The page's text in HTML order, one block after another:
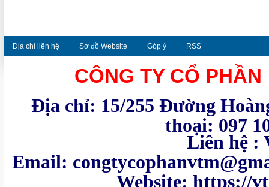
Địa chỉ liên hệ Sơ đồ Website Góp ý RSS
CÔNG TY CỔ
Địa chỉ: 15/255 Đường
thoại: 097
Liên hệ : VTM -
Email:
Website: